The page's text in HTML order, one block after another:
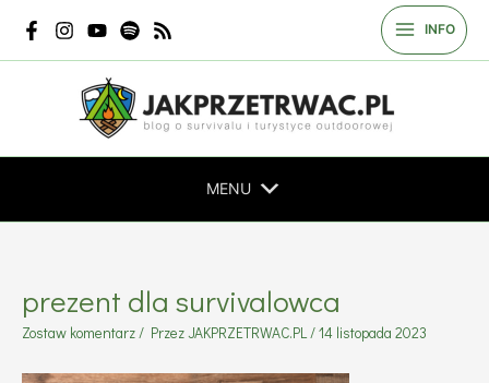
treści
INFO
MENU
prezent dla survivalowca
Zostaw komentarz/ PrzezJAKPRZETRWAC.PL/14 listopada 2023